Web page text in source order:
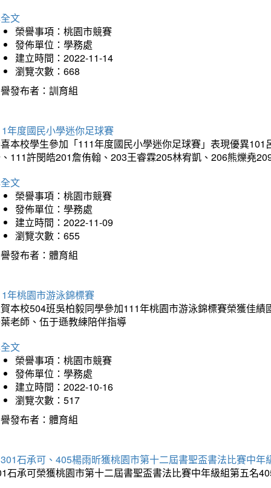
文
榮譽事項：桃園市競賽
發佈單位：學務處
建立時間：2022-11-14
瀏覽次數：668
發布者：訓育組
年度國民小學迷你足球賽
本校學生參加「111年度國民小學迷你足球賽」表現優異
111許閔皓201詹侑翰、203王睿霖205林宥凱、206熊爍堯
文
榮譽事項：桃園市競賽
發佈單位：學務處
建立時間：2022-11-09
瀏覽次數：655
發布者：體育組
年桃園市游泳錦標賽
本校504班吳柏毅同學參加111年桃園市游泳錦標賽榮獲佳
老師、伍于遜教練陪伴指導
文
榮譽事項：桃園市競賽
發佈單位：學務處
建立時間：2022-10-16
瀏覽次數：517
發布者：體育組
石承可、405楊雨昕獲桃園市第十二屆書聖盃書法比賽中年
石承可榮獲桃園市第十二屆書聖盃書法比賽中年級組第五名